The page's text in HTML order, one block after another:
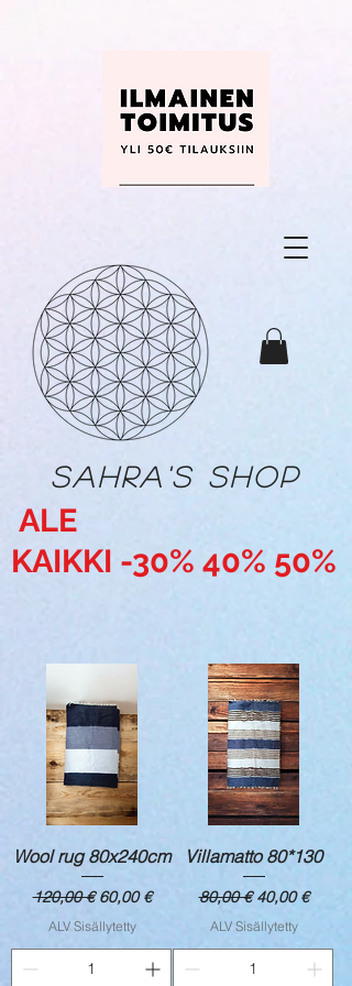
Sahra's shop
ALE
KAIKKI -30% 40% 50%
Wool rug 80x240cm
Normaali hinta
120,00 € Alehinta
60,00 €
ALV Sisällytetty
Villamatto 80*130
Normaali hinta
80,00 € Alehinta
40,00 €
ALV Sisällytetty